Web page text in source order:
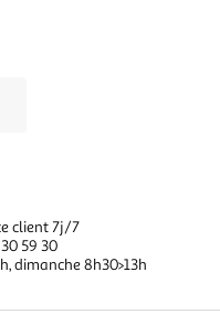
client 7j/7
59 30
dimanche 8h30>13h